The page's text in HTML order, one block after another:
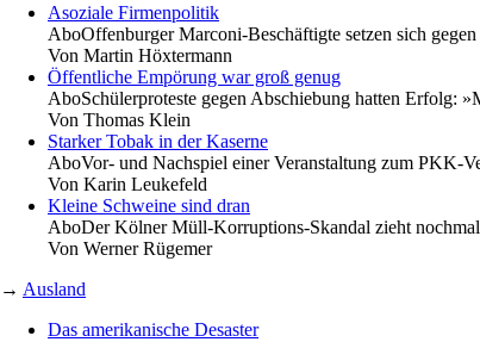
Asoziale Firmenpolitik
AboOffenburger Marconi-Beschäftigte setzen sich
Von Martin Höxtermann
Öffentliche Empörung war groß genug
AboSchülerproteste gegen Abschiebung hatten Erfolg:
Von Thomas Klein
Starker Tobak in der Kaserne
AboVor- und Nachspiel einer Veranstaltung zum PKK-
Von Karin Leukefeld
Kleine Schweine sind dran
AboDer Kölner Müll-Korruptions-Skandal zieht
Von Werner Rügemer
→ Ausland
Das amerikanische Desaster